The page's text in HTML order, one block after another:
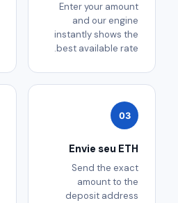
Enter your amount
and our engine
instantly shows the
best available rate.
03
Envie seu ETH
Send the exact
amount to the
deposit address